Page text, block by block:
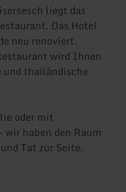
liegt das
Das Hotel
neu renoviert.
wird Ihnen
und thailändische
oder mit
haben den Raum
Tat zur Seite.